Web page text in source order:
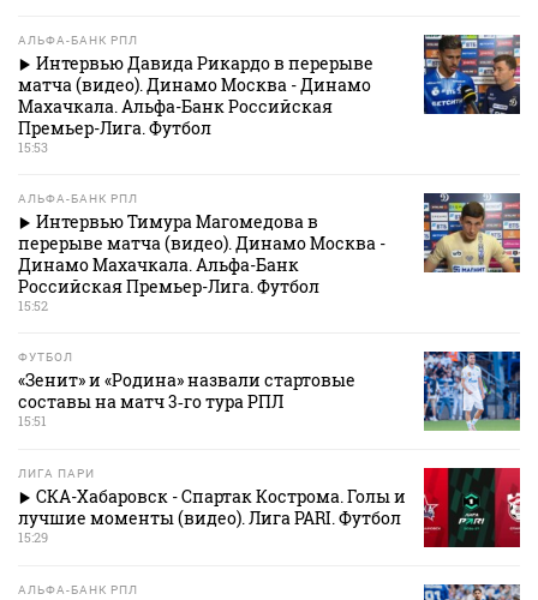
АЛЬФА-БАНК РПЛ
Интервью Давида Рикардо в перерыве
матча (видео). Динамо Москва - Динамо
Махачкала. Альфа-Банк Российская
Премьер-Лига. Футбол
15:53
АЛЬФА-БАНК РПЛ
Интервью Тимура Магомедова в
перерыве матча (видео). Динамо Москва -
Динамо Махачкала. Альфа-Банк
Российская Премьер-Лига. Футбол
15:52
ФУТБОЛ
«Зенит» и «Родина» назвали стартовые
составы на матч 3‑го тура РПЛ
15:51
ЛИГА ПАРИ
СКА-Хабаровск - Спартак Кострома. Голы и
лучшие моменты (видео). Лига PARI. Футбол
15:29
АЛЬФА-БАНК РПЛ